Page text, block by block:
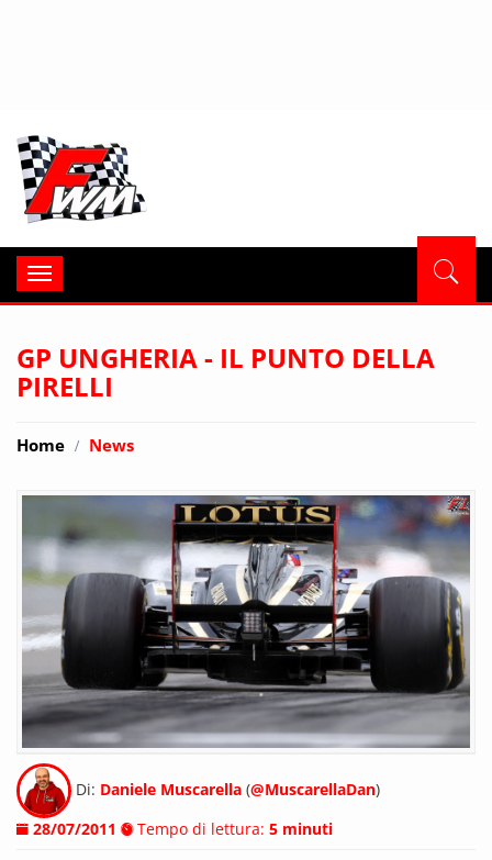
Toggle
navigation
GP UNGHERIA - IL PUNTO DELLA
PIRELLI
Home News
Di: Daniele Muscarella (@MuscarellaDan)
28/07/2011
Tempo di lettura: 5 minuti